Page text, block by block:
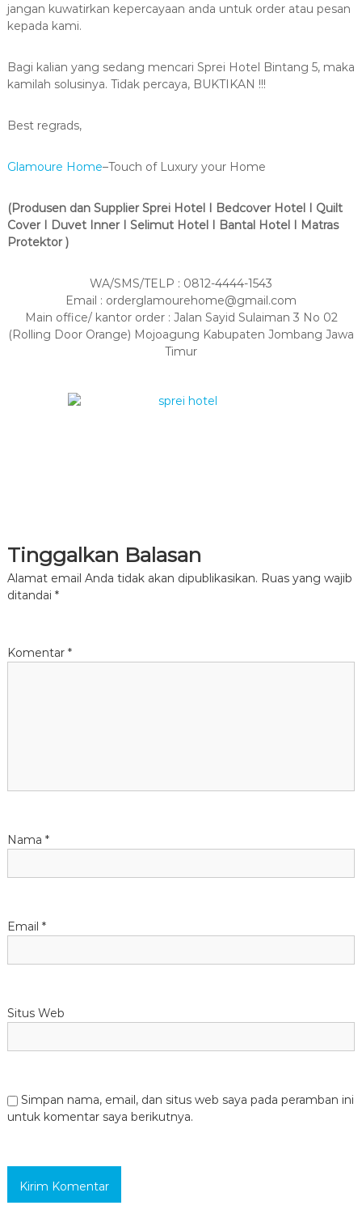
jangan kuwatirkan kepercayaan anda untuk order atau pesan
kepada kami.
Bagi kalian yang sedang mencari Sprei Hotel Bintang 5, maka
kamilah solusinya. Tidak percaya, BUKTIKAN !!!
Best regrads,
Glamoure Home–Touch of Luxury your Home
(Produsen dan Supplier Sprei Hotel I Bedcover Hotel I Quilt
Cover I Duvet Inner I Selimut Hotel I Bantal Hotel I Matras
Protektor )
WA/SMS/TELP : 0812-4444-1543
Email : orderglamourehome@gmail.com
Main office/ kantor order : Jalan Sayid Sulaiman 3 No 02
(Rolling Door Orange) Mojoagung Kabupaten Jombang Jawa
Timur
Tinggalkan Balasan
Alamat email Anda tidak akan dipublikasikan. Ruas yang wajib
ditandai *
Komentar *
Nama *
Email *
Situs Web
Simpan nama, email, dan situs web saya pada peramban ini
untuk komentar saya berikutnya.